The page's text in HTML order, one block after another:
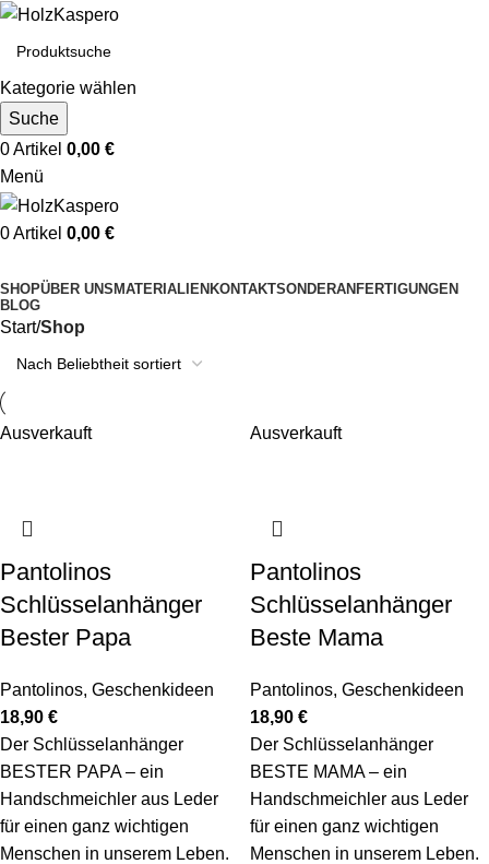
Kategorie wählen
Suche
0Artikel 0,00 €
Menü
0Artikel 0,00 €
SHOPÜBER UNSMATERIALIENKONTAKTSONDERANFERTIGUNGEN
BLOG
Start Shop
Ausverkauft
Pantolinos
Schlüsselanhänger
Bester Papa
Pantolinos, Geschenkideen
18,90 €
Der Schlüsselanhänger
BESTER PAPA – ein
Handschmeichler aus Leder
für einen ganz wichtigen
Menschen in unserem Leben.
Ausverkauft
Pantolinos
Schlüsselanhänger
Beste Mama
Pantolinos, Geschenkideen
18,90 €
Der Schlüsselanhänger
BESTE MAMA – ein
Handschmeichler aus Leder
für einen ganz wichtigen
Menschen in unserem Leben.